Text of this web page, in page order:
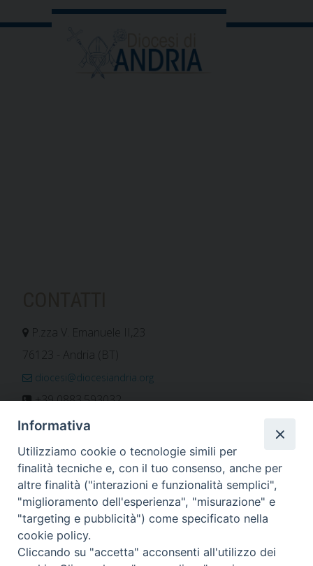
P.zza V. Emanuele II,23
76123 - Andria (BT)
diocesi@diocesiandria.org
+39 0883.593032
+39 0883.592596
ORARIO E CALENDARI
Orari uffici
Calendario diocesano
Orario messe
Informativa
Utilizziamo cookie o tecnologie simili per
finalità tecniche e, con il tuo consenso, anche per
altre finalità ("interazioni e funzionalità semplici",
"miglioramento dell'esperienza", "misurazione" e
"targeting e pubblicità") come specificato nella
cookie policy.
Cliccando su "accetta" acconsenti all'utilizzo dei